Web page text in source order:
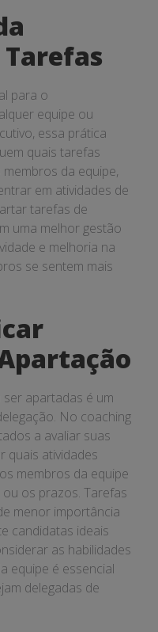
para o
equipe ou
essa prática
quais tarefas
da equipe,
em atividades de
tarefas de
uma melhor gestão
e melhoria na
se sentem mais
apartadas é um
No coaching
a avaliar suas
quais atividades
membros da equipe
os prazos. Tarefas
menor importância
candidatas ideais
as habilidades
equipe é essencial
delegadas de